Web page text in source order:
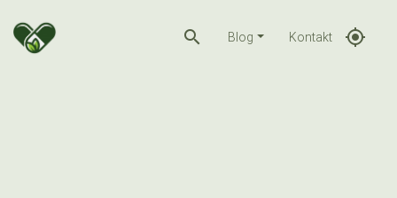
search Blog Kontakt gps_fixed